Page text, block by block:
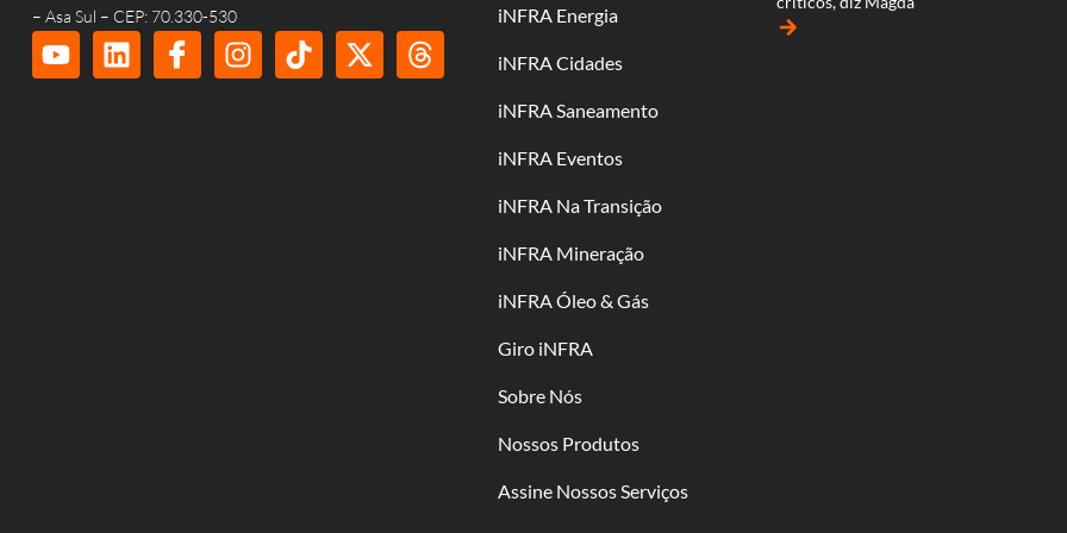
– Asa Sul – CEP: 70.330-530
iNFRA Energia
iNFRA Cidades
iNFRA Saneamento
iNFRA Eventos
iNFRA Na Transição
iNFRA Mineração
iNFRA Óleo & Gás
Giro iNFRA
Sobre Nós
Nossos Produtos
Assine Nossos Serviços
arrow_forward